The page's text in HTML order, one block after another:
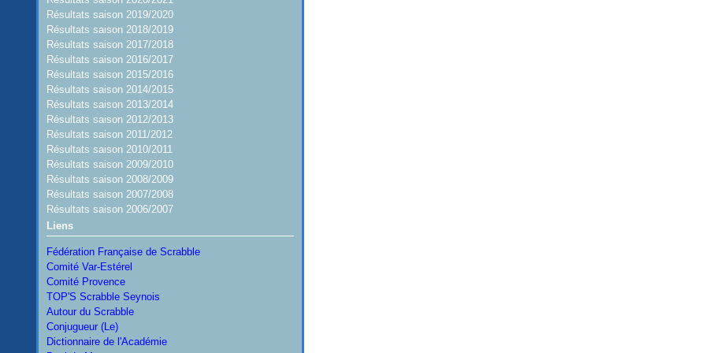
Résultats saison 2019/2020
Résultats saison 2018/2019
Résultats saison 2017/2018
Résultats saison 2016/2017
Résultats saison 2015/2016
Résultats saison 2014/2015
Résultats saison 2013/2014
Résultats saison 2012/2013
Résultats saison 2011/2012
Résultats saison 2010/2011
Résultats saison 2009/2010
Résultats saison 2008/2009
Résultats saison 2007/2008
Résultats saison 2006/2007
Liens
Fédération Française de Scrabble
Comité Var-Estérel
Comité Provence
TOP'S Scrabble Seynois
Autour du Scrabble
Conjugueur (Le)
Dictionnaire de l'Académie